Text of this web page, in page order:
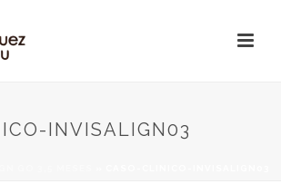
INVISALIGN03